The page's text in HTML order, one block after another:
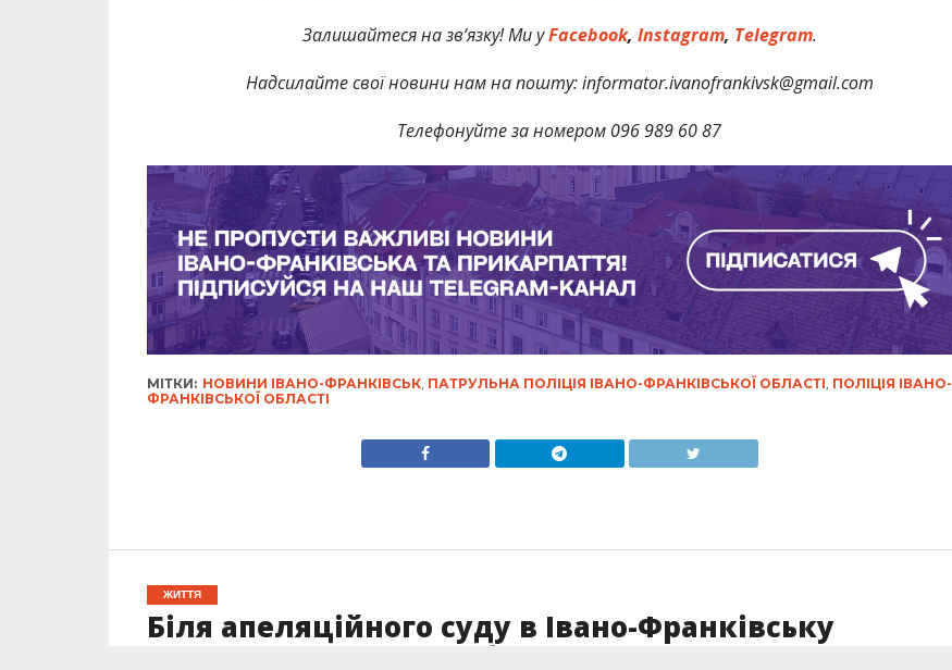
Залишайтеся на зв’язку! Ми уFacebook, Instagram, Telegram.
Надсилайте свої новини нам на пошту: informator.ivanofrankivsk@gmail.com
Телефонуйте за номером 096 989 60 87
МІТКИ: НОВИНИ ІВАНО-ФРАНКІВСЬК, ПАТРУЛЬНА ПОЛІЦІЯ ІВАНО-ФРАНКІВСЬКОЇ ОБЛАСТІ ПОЛІЦІЯ ІВАНО-
ФРАНКІВСЬКОЇ ОБЛАСТІ
ЖИТТЯ
Біля апеляційного суду в Івано-Франківську
впорядковують клумби (ФОТО)